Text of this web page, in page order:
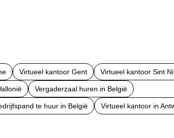
Virtueel kantoor Gent Virtueel kantoor Sint
Vergaderzaal huren in België
te huur in België Virtueel kantoor in